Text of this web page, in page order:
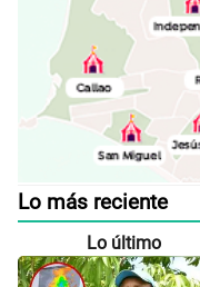
Lo más reciente
Lo último